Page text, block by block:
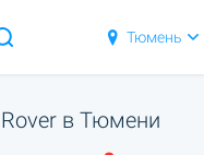
Тюмень
в Тюмени